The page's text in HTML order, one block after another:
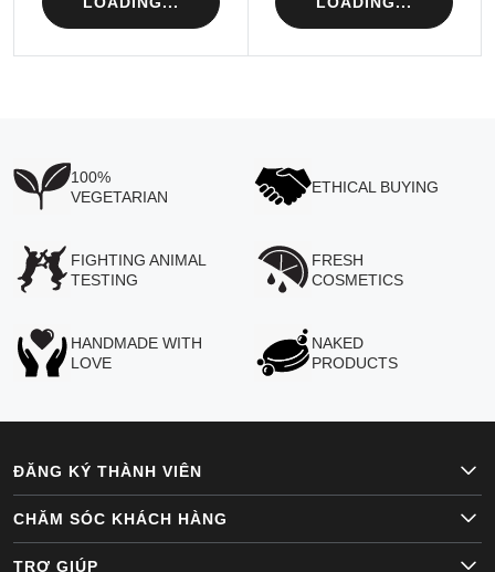
100%
VEGETARIAN
ETHICAL BUYING
FIGHTING ANIMAL
TESTING
FRESH
COSMETICS
HANDMADE WITH
LOVE
NAKED
PRODUCTS
ĐĂNG KÝ THÀNH VIÊN
CHĂM SÓC KHÁCH HÀNG
TRỢ GIÚP